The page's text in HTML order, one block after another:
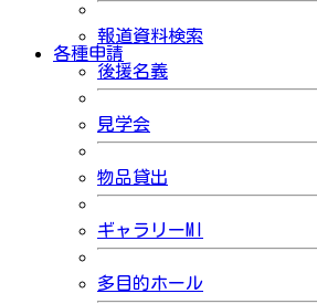
報道資料検索
各種申請
後援名義
見学会
物品貸出
ギャラリーMI
多目的ホール